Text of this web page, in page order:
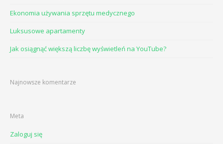
Ekonomia używania sprzętu medycznego
Luksusowe apartamenty
Jak osiągnąć większą liczbę wyświetleń na YouTube?
Najnowsze komentarze
Meta
Zaloguj się